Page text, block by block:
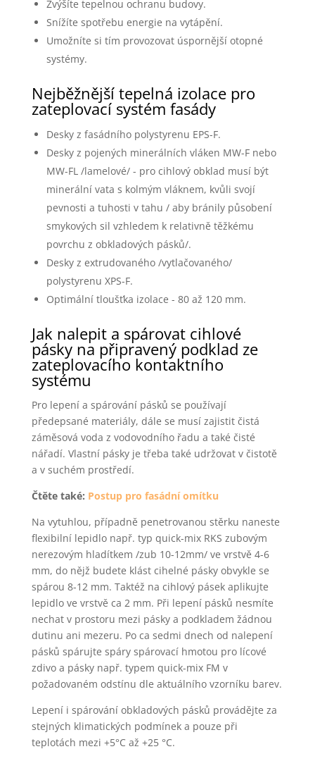
Zvýšíte tepelnou ochranu budovy.
Snížíte spotřebu energie na vytápění.
Umožníte si tím provozovat úspornější otopné
systémy.
Nejběžnější tepelná izolace pro
zateplovací systém fasády
Desky z fasádního polystyrenu EPS-F.
Desky z pojených minerálních vláken MW-F nebo
MW-FL /lamelové/ - pro cihlový obklad musí být
minerální vata s kolmým vláknem, kvůli svojí
pevnosti a tuhosti v tahu / aby bránily působení
smykových sil vzhledem k relativně těžkému
povrchu z obkladových pásků/.
Desky z extrudovaného /vytlačovaného/
polystyrenu XPS-F.
Optimální tloušťka izolace - 80 až 120 mm.
Jak nalepit a spárovat cihlové
pásky na připravený podklad ze
zateplovacího kontaktního
systému
Pro lepení a spárování pásků se používají
předepsané materiály, dále se musí zajistit čistá
záměsová voda z vodovodního řadu a také čisté
nářadí. Vlastní pásky je třeba také udržovat v čistotě
a v suchém prostředí.
Čtěte také: Postup pro fasádní omítku
Na vytuhlou, případně penetrovanou stěrku naneste
flexibilní lepidlo např. typ quick-mix RKS zubovým
nerezovým hladítkem /zub 10-12mm/ ve vrstvě 4-6
mm, do nějž budete klást cihelné pásky obvykle se
spárou 8-12 mm. Taktéž na cihlový pásek aplikujte
lepidlo ve vrstvě ca 2 mm. Při lepení pásků nesmíte
nechat v prostoru mezi pásky a podkladem žádnou
dutinu ani mezeru. Po ca sedmi dnech od nalepení
pásků spárujte spáry spárovací hmotou pro lícové
zdivo a pásky např. typem quick-mix FM v
požadovaném odstínu dle aktuálního vzorníku barev.
Lepení i spárování obkladových pásků provádějte za
stejných klimatických podmínek a pouze při
teplotách mezi +5°C až +25 °C.